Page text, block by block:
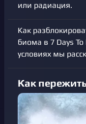
или радиация.
Как
биома в 7 Days
условиях мы
Как